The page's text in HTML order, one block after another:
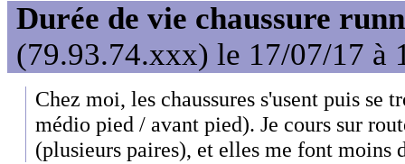
Durée de vie chaussure
(79.93.74.xxx) le 17/07/17 à
Chez moi, les chaussures s'usent puis se
médio pied / avant pied). Je cours sur
(plusieurs paires), et elles me font moins